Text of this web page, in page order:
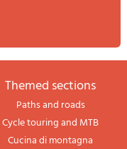
themed sections
Paths and roads
Cycle touring and MTB
Cucina di montagna